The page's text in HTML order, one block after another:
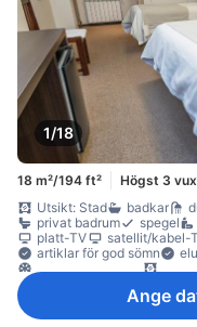
1/18
18 m²/194 ft² Högst 3
Utsikt: Stad
badkar
privat badrum
spegel
platt-TV
satellit/kabel-
artiklar för god sömn
luftkonditionering
heltäckningsmattaAnge